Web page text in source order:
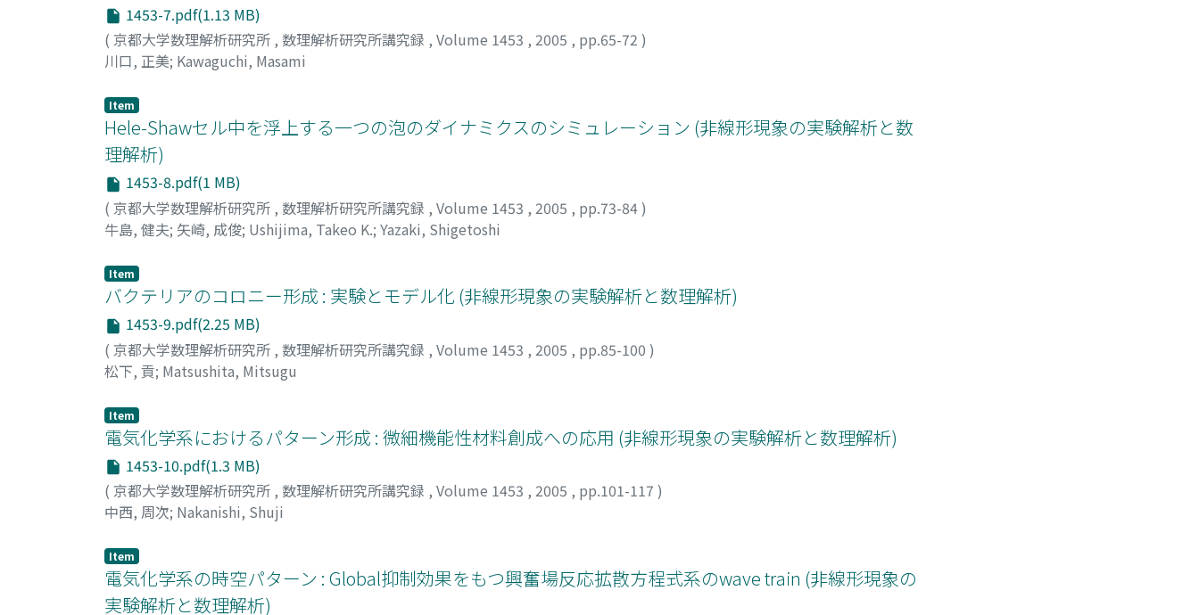
1453-7.pdf(1.13 MB)
( 京都大学数理解析研究所 , 数理解析研究所講究録 , Volume 1453 , 2005 , pp.65-72 )
川口, 正美; Kawaguchi, Masami
Item
Hele-Shawセル中を浮上する一つの泡のダイナミクスのシミュレーション (非線形現象の実験解析と数
理解析)
1453-8.pdf(1 MB)
( 京都大学数理解析研究所 , 数理解析研究所講究録 , Volume 1453 , 2005 , pp.73-84)
牛島, 健夫; 矢崎, 成俊; Ushijima, Takeo K.; Yazaki, Shigetoshi
Item
バクテリアのコロニー形成 : 実験とモデル化 (非線形現象の実験解析と数理解析)
1453-9.pdf(2.25 MB)
( 京都大学数理解析研究所 , 数理解析研究所講究録 , Volume 1453 , 2005 , pp.85-100 )
松下, 貢; Matsushita, Mitsugu
Item
電気化学系におけるパターン形成 : 微細機能性材料創成への応用 (非線形現象の実験解析と数理解析)
1453-10.pdf(1.3 MB)
( 京都大学数理解析研究所 , 数理解析研究所講究録 , Volume 1453 , 2005 , pp.101-117 )
中西, 周次; Nakanishi, Shuji
Item
電気化学系の時空パターン : Global抑制効果をもつ興奮場反応拡散方程式系のwave train (非線形現象の
実験解析と数理解析)